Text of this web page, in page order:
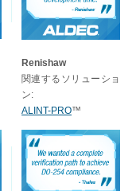
Renishaw
関連するソリューショ
ン:
ALINT-PRO™